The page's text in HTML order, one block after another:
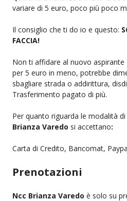
variare di 5 euro, poco più poco
Il consiglio che ti do io e questo:
FACCIA!
Non ti affidare al nuovo aspirante
per 5 euro in meno, potrebbe
sbagliare strada o addirittura,
Trasferimento pagato di più.
Per quanto riguarda le modalità
Brianza Varedo si accettano:
Carta di Credito, Bancomat,
Prenotazioni
Ncc Brianza Varedo è solo su